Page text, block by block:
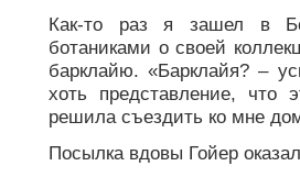
Как-то раз я зашел в
ботаниками о своей
барклайю. «Барклайя? –
хоть представление, что
решила съездить ко мне
Посылка вдовы Гойер